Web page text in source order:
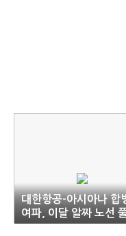
대한항공-아시아나 합
여파, 이달 알짜 노선
린다